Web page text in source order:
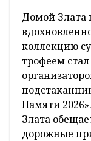
Домой Злата
коллекцию
трофеем
Памяти
Злата
дорожные